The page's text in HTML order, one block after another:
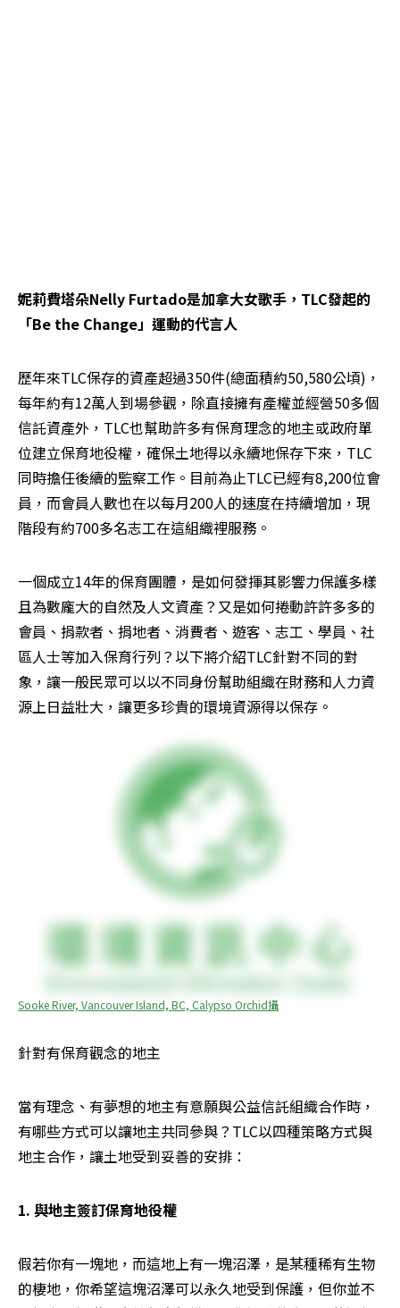
妮莉費塔朵Nelly Furtado是加拿大女歌手，TLC發起的
「Be the Change」運動的代言人
歷年來TLC保存的資產超過350件(總面積約50,580公頃)，
每年約有12萬人到場參觀，除直接擁有產權並經營50多個
信託資產外，TLC也幫助許多有保育理念的地主或政府單
位建立保育地役權，確保土地得以永續地保存下來，TLC
同時擔任後續的監察工作。目前為止TLC已經有8,200位會
員，而會員人數也在以每月200人的速度在持續增加，現
階段有約700多名志工在這組織裡服務。
一個成立14年的保育團體，是如何發揮其影響力保護多樣
且為數龐大的自然及人文資產？又是如何捲動許許多多的
會員、捐款者、捐地者、消費者、遊客、志工、學員、社
區人士等加入保育行列？以下將介紹TLC針對不同的對
象，讓一般民眾可以以不同身份幫助組織在財務和人力資
源上日益壯大，讓更多珍貴的環境資源得以保存。
Sooke River, Vancouver Island, BC, Calypso Orchid攝
針對有保育觀念的地主
當有理念、有夢想的地主有意願與公益信託組織合作時，
有哪些方式可以讓地主共同參與？TLC以四種策略方式與
地主合作，讓土地受到妥善的安排：
1. 與地主簽訂保育地役權
假若你有一塊地，而這地上有一塊沼澤，是某種稀有生物
的棲地，你希望這塊沼澤可以永久地受到保護，但你並不